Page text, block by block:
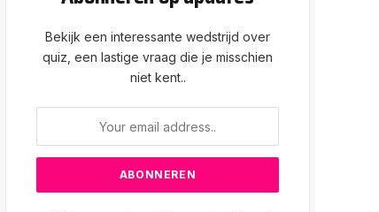
Bekijk een interessante wedstrijd over
quiz, een lastige vraag die je misschien
niet kent..